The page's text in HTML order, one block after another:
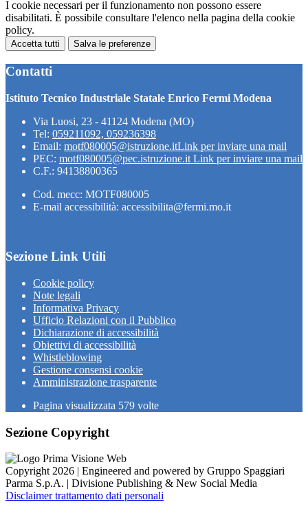
I cookie necessari per il funzionamento non possono essere
disabilitati. È possibile consultare l'elenco nella pagina della cookie
policy.
Accetta tutti Salva le preferenze
Contatti
Istituto Tecnico Industriale Statale Enrico Fermi Modena
Via Luosi, 23 - 41124 Modena (MO)
Tel: 059211092, 059236398
Email: motf080005@istruzione.itLink per inviare una mail
PEC: motf080005@pec.istruzione.it Link per inviare una mail
C.F.: 94138800365
Cod. mecc: MOTF080005
E-mail accessibilità: accessibilita@fermi.mo.it
Sezione Link Utili
Cookie policy
Note legali
Informativa Privacy
Ufficio Relazioni con il Pubblico
Dichiarazione di accessibilità
Obiettivi di accessibilità
Whistleblowing
Gestione consensi cookie
Amministrazione trasparente
Pagina visualizzata 579 volte
Sezione Copyright
Copyright 2026 | Engineered and powered by Gruppo Spaggiari
Parma S.p.A. | Divisione Publishing & New Social Media
Disclaimer trattamento dati personali